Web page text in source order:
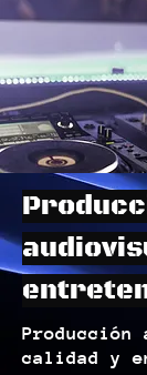
Producción
calidad y